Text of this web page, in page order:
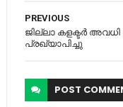
PREVIOUS
ജില്ലാ കളക്ടര്‍ അവധി
പ്രഖ്യാപിച്ചു
POST